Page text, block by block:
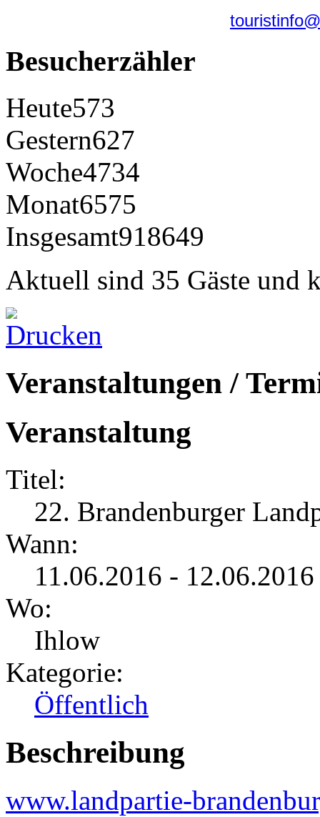
Besucherzähler
Heute573
Gestern627
Woche4734
Monat6575
Insgesamt918649
Aktuell sind 35 Gäste und
Veranstaltungen /
Veranstaltung
Titel:
22. Brandenburger
Wann:
11.06.2016 -
Wo:
Ihlow
Kategorie:
Öffentlich
Beschreibung
www.landpartie-